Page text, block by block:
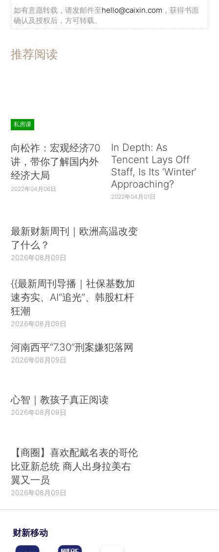
如有意愿转载，请发邮件至hello@caixin.com ，获得书面
确认及授权后，方可转载。
推荐阅读
私房课
向松祚：宏观经济70
讲，带你了解国内外
经济大局
2022年04月06日
In Depth: As
Tencent Lays Off
Staff, Is Its ‘Winter’
Approaching?
2022年04月01日
最新财新周刊｜欧洲高温改变
了什么？
2026年08月09日
{{最新周刊导播｜社保基数加
速夯实、AI“追光”、韩股杠杆
狂潮
2026年08月09日
河南西平“7.30”刑案嫌犯落网
2026年08月09日
心智｜教孩子真正阅读
2026年08月09日
【商圈】喜欢配戴名表的哥伦
比亚新总统 商人出身拉美右
翼又一员
2026年08月09日
财新移动